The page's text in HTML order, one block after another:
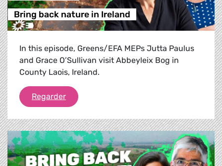
Bring back nature in Ireland
In this episode, Greens/EFA MEPs Jutta Paulus
and Grace O’Sullivan visit Abbeyleix Bog in
County Laois, Ireland.
RegarderBring back nature in Ireland